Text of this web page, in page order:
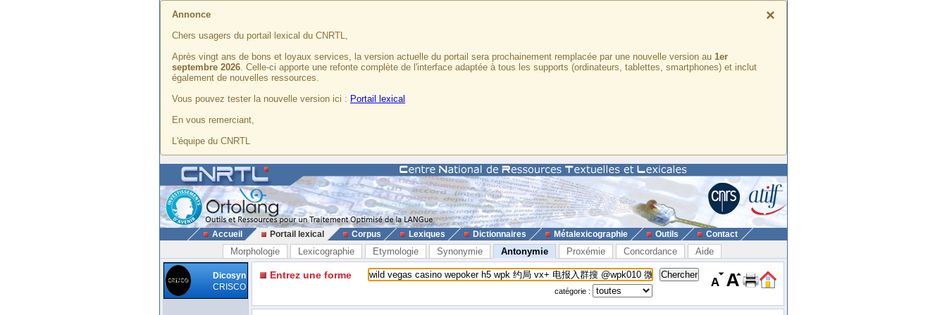
×
Annonce
Chers usagers du portail lexical du CNRTL,
Après vingt ans de bons et loyaux services, la version actuelle du portail sera prochainement remplacée par une nouvelle version au 1er
septembre 2026. Celle-ci apporte une refonte complète de l'interface adaptée à tous les supports (ordinateurs, tablettes, smartphones) et inclut
également de nouvelles ressources.
Vous pouvez tester la nouvelle version ici : Portail lexical
En vous remerciant,
L'équipe du CNRTL
Accueil Portail lexical Corpus Lexiques Dictionnaires Métalexicographie Outils Contact
Morphologie Lexicographie Etymologie Synonymie Antonymie Proxémie Concordance Aide
Dicosyn
CRISCO
Entrez une forme
catégorie :